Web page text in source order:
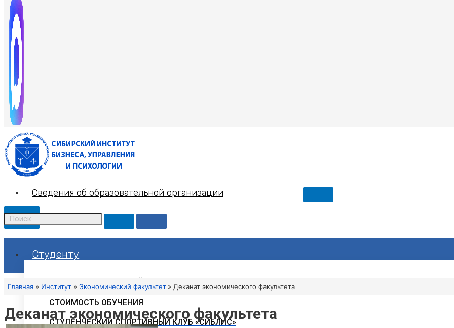
Сведения об образовательной организации
X
Студенту
РАСПИСАНИЕ ЗАНЯТИЙ
СТОИМОСТЬ ОБУЧЕНИЯ
СТУДЕНЧЕСКИЙ СПОРТИВНЫЙ КЛУБ «СИБЛИС»
Главная Институт Экономический факультет Деканат экономического факультета
Деканат экономического факультета